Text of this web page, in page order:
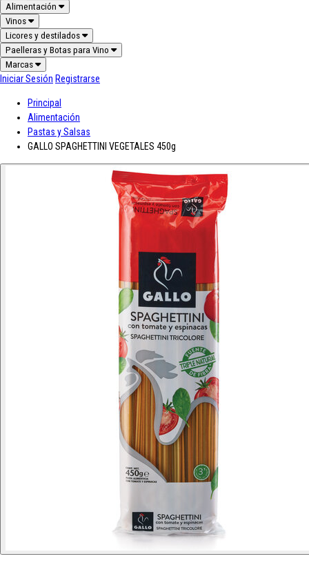
Alimentación
Vinos
Licores y destilados
Paelleras y Botas para Vino
Marcas
Asturiana Baron D'Arignac
vino JB
CH Rousseau CalvetCampoamor
ColacaoColavita Condes de AlbareiCristalDiat Radisson Dubonnet
Gallina Blanca Gallo Grand SudHero
Mar de Frades Mc Harrison Miró
Peñascal Pommery Prado Vega
Russian Standard
Santa Julia Santiveri Sisca
Tom Cherry Trabanco
Iniciar Sesión Registrarse
Principal
Alimentación
Pastas y Salsas
GALLO SPAGHETTINI VEGETALES 450g